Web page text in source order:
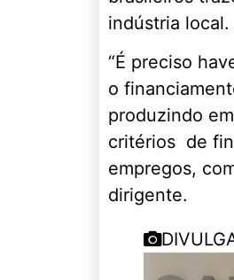
indústria local.
“É preciso
o
produzindo
critérios de
empregos,
dirigente.